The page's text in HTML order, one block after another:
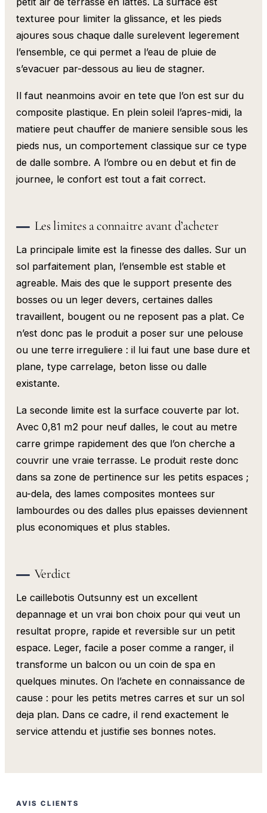
texturee pour limiter la glissance, et les pieds
ajoures sous chaque dalle surelevent legerement
l’ensemble, ce qui permet a l’eau de pluie de
s’evacuer par-dessous au lieu de stagner.
Il faut neanmoins avoir en tete que l’on est sur du
composite plastique. En plein soleil l’apres-midi, la
matiere peut chauffer de maniere sensible sous les
pieds nus, un comportement classique sur ce type
de dalle sombre. A l’ombre ou en debut et fin de
journee, le confort est tout a fait correct.
Les limites a connaitre avant d’acheter
La principale limite est la finesse des dalles. Sur un
sol parfaitement plan, l’ensemble est stable et
agreable. Mais des que le support presente des
bosses ou un leger devers, certaines dalles
travaillent, bougent ou ne reposent pas a plat. Ce
n’est donc pas le produit a poser sur une pelouse
ou une terre irreguliere : il lui faut une base dure et
plane, type carrelage, beton lisse ou dalle
existante.
La seconde limite est la surface couverte par lot.
Avec 0,81 m2 pour neuf dalles, le cout au metre
carre grimpe rapidement des que l’on cherche a
couvrir une vraie terrasse. Le produit reste donc
dans sa zone de pertinence sur les petits espaces ;
au-dela, des lames composites montees sur
lambourdes ou des dalles plus epaisses deviennent
plus economiques et plus stables.
Verdict
Le caillebotis Outsunny est un excellent
depannage et un vrai bon choix pour qui veut un
resultat propre, rapide et reversible sur un petit
espace. Leger, facile a poser comme a ranger, il
transforme un balcon ou un coin de spa en
quelques minutes. On l’achete en connaissance de
cause : pour les petits metres carres et sur un sol
deja plan. Dans ce cadre, il rend exactement le
service attendu et justifie ses bonnes notes.
AVIS CLIENTS